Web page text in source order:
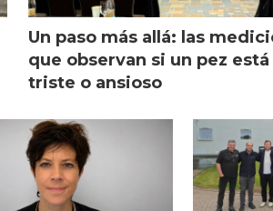
Un paso más allá: las
que observan si un pez
triste o ansioso